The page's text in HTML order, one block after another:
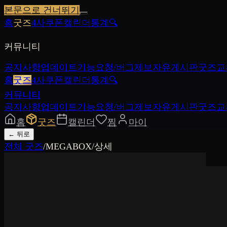
본문으로 건너뛰기
홈굿즈4사쿠폰캘린더 통계 🔍
커뮤니티
공지사항업데이트기능요청/버그제보자유게시판굿즈
홈굿즈4사쿠폰캘린더 통계 🔍
커뮤니티
공지사항업데이트기능요청/버그제보자유게시판굿즈
홈
굿즈 캘린더 찜 마이
← 뒤로
전체 굿즈/MEGABOX/상세